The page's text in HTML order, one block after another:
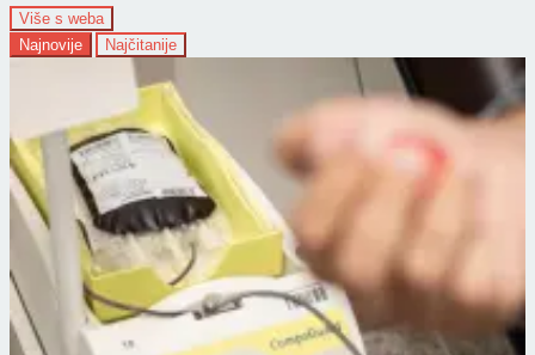
Više s weba
Najnovije
Najčitanije